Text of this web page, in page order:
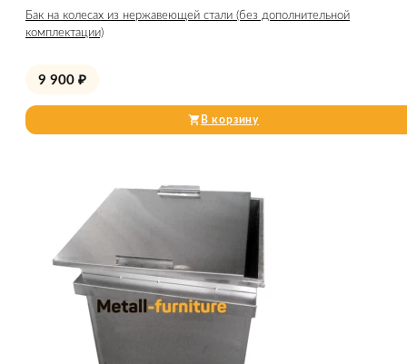
Бак на колесах из нержавеющей стали (без дополнительной
комплектации)
9 900 ₽
В корзину